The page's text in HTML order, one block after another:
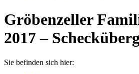
Gröbenzeller
2017 –
Sie befinden sich hier: